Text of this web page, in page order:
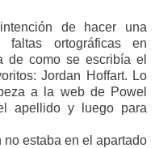
de hacer una
ortográficas en
de como se escribía el
Jordan Hoffart. Lo
a la web de Powel
apellido y luego para
no estaba en el apartado